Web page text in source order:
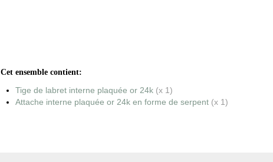
Cet ensemble contient:
Tige de labret interne plaquée or 24k (x 1)
Attache interne plaquée or 24k en forme de serpent (x 1)